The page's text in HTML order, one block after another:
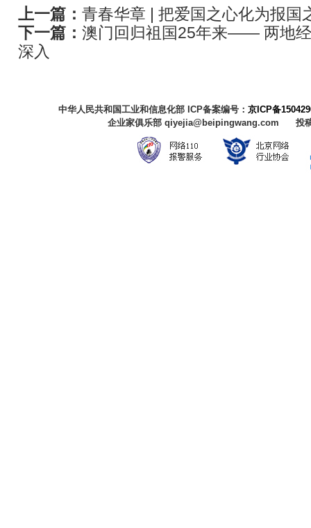
上一篇： 青春华章 | 把爱国之心化为报国
下一篇： 澳门回归祖国25年来—— 两地
深入
中华人民共和国工业和信息化部 ICP备案编号：京ICP备
企业家俱乐部 qiyejia@beipingwang.com